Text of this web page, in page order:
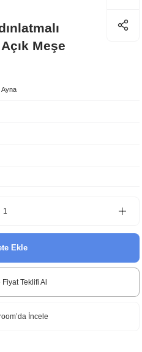
Meşe
Ayna
Ekle
Teklifi Al
İncele